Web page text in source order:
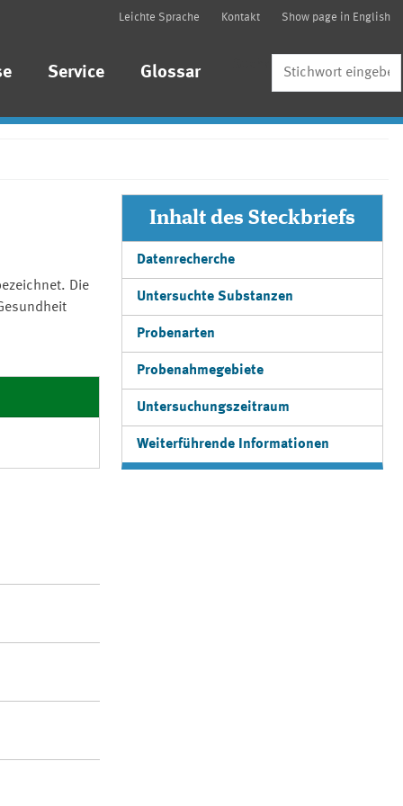
Leichte Sprache Kontakt Show page in English
Service Glossar
Die
Inhalt des Steckbriefs
Datenrecherche
Untersuchte Substanzen
Probenarten
Probenahmegebiete
Untersuchungszeitraum
Weiterführende Informationen